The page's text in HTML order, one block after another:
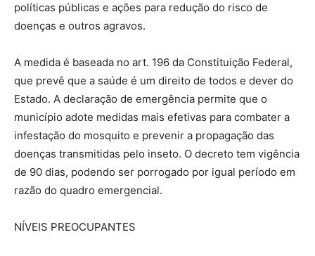
políticas públicas e ações para redução do risco de
doenças e outros agravos.
A medida é baseada no art. 196 da Constituição Federal,
que prevê que a saúde é um direito de todos e dever do
Estado. A declaração de emergência permite que o
município adote medidas mais efetivas para combater a
infestação do mosquito e prevenir a propagação das
doenças transmitidas pelo inseto. O decreto tem vigência
de 90 dias, podendo ser porrogado por igual período em
razão do quadro emergencial.
NÍVEIS PREOCUPANTES